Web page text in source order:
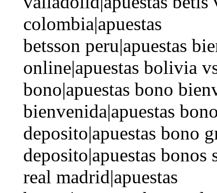
colombia|apuestas
betsson peru|apuestas
online|apuestas bolivia
bono|apuestas bono
bienvenida|apuestas
deposito|apuestas bono
deposito|apuestas bonos
real madrid|apuestas